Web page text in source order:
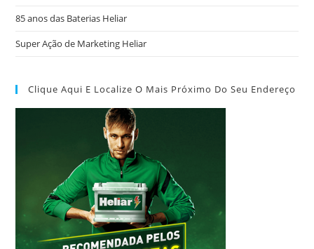
85 anos das Baterias Heliar
Super Ação de Marketing Heliar
Clique Aqui E Localize O Mais Próximo Do Seu Endereço